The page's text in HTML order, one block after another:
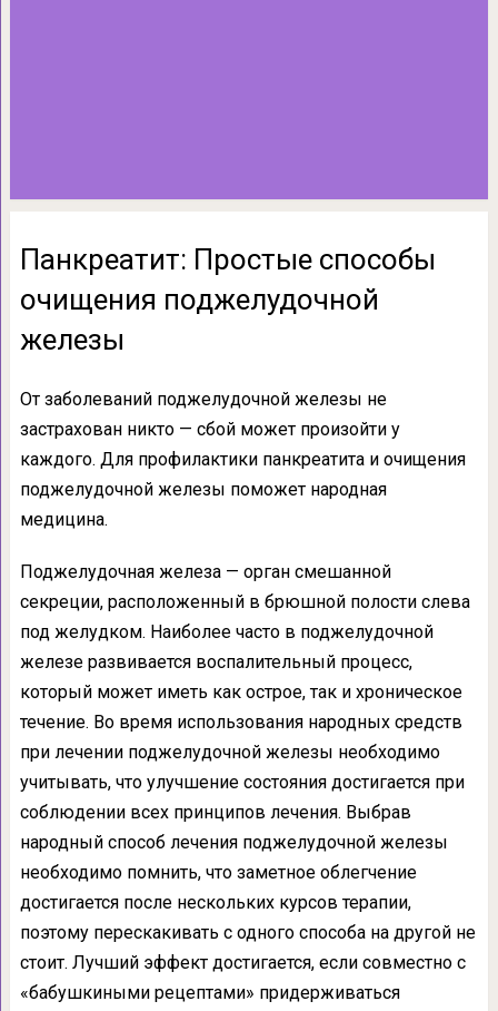
Панкреатит: Простые способы
очищения поджелудочной
железы
От заболеваний поджелудочной железы не
застрахован никто — сбой может произойти у
каждого. Для профилактики панкреатита и очищения
поджелудочной железы поможет народная
медицина.
Поджелудочная железа — орган смешанной
секреции, расположенный в брюшной полости слева
под желудком. Наиболее часто в поджелудочной
железе развивается воспалительный процесс,
который может иметь как острое, так и хроническое
течение. Во время использования народных средств
при лечении поджелудочной железы необходимо
учитывать, что улучшение состояния достигается при
соблюдении всех принципов лечения. Выбрав
народный способ лечения поджелудочной железы
необходимо помнить, что заметное облегчение
достигается после нескольких курсов терапии,
поэтому перескакивать с одного способа на другой не
стоит. Лучший эффект достигается, если совместно с
«бабушкиными рецептами» придерживаться